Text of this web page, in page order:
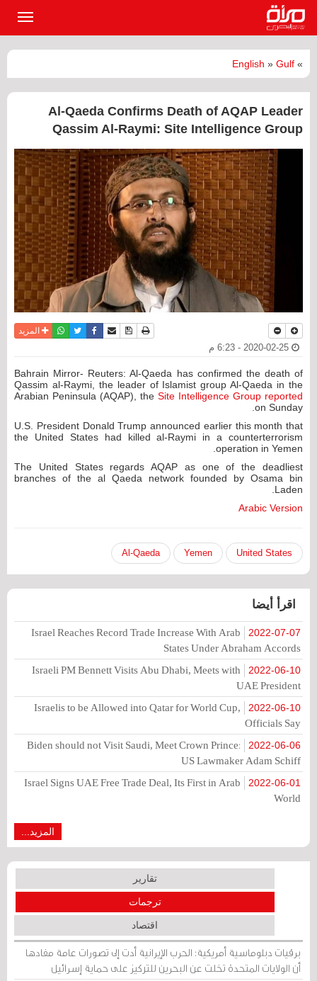
»
English » Gulf
Al-Qaeda Confirms Death of AQAP Leader
Qassim Al-Raymi: Site Intelligence Group
نسخة للطباعة
حفظ الموضوع
أرسل الى صديق
فيسبوكتويترواتسابالمزيد
Bahrain Mirror- Reuters: Al-Qaeda has confirmed the death of
Qassim al-Raymi, the leader of Islamist group Al-Qaeda in the
Arabian Peninsula (AQAP), the Site Intelligence Group reported
on Sunday.
U.S. President Donald Trump announced earlier this month that
the United States had killed al-Raymi in a counterterrorism
operation in Yemen.
The United States regards AQAP as one of the deadliest
branches of the al Qaeda network founded by Osama bin
Laden.
Arabic Version
United States
Yemen
Al-Qaeda
اقرأ أيضا
2022-07-07
Israel Reaches Record Trade Increase With Arab
States Under Abraham Accords
2022-06-10
Israeli PM Bennett Visits Abu Dhabi, Meets with
UAE President
2022-06-10
Israelis to be Allowed into Qatar for World Cup,
Officials Say
2022-06-06
Biden should not Visit Saudi, Meet Crown Prince:
US Lawmaker Adam Schiff
2022-06-01
Israel Signs UAE Free Trade Deal, Its First in Arab
World
المزيد...
تقارير
ترجمات
اقتصاد
برقيات دبلوماسية أمريكية: الحرب الإيرانية أدت إلى تصورات عامة مفادها
أن الولايات المتحدة تخلت عن البحرين للتركيز على حماية إسرائيل